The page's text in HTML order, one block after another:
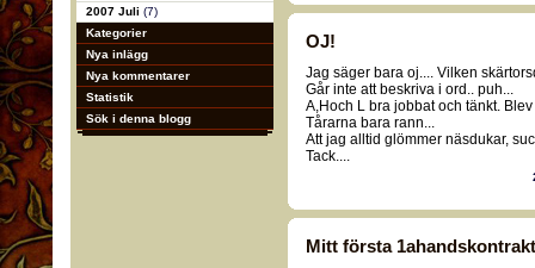
2007 Juli (7)
Kategorier
Nya inlägg
Nya kommentarer
Statistik
Sök i denna blogg
OJ!
Jag säger bara oj.... Vilken
Går inte att beskriva i ord.. puh...
A,Hoch L bra jobbat och tänkt.
Tårarna bara rann...
Att jag alltid glömmer näsdukar,
Tack....
Mitt första